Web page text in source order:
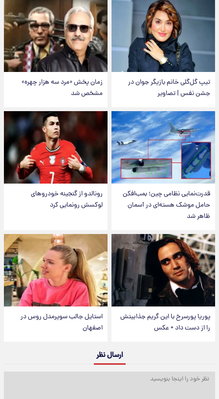
تیپ گل‌گلی خانم بازیگر جوان در
جشن نفس | تصاویر
زمان پخش «مرد سه هزار چهره»
مشخص شد
قدرت‌نمایی نظامی چین؛ بمب‌افکن
حامل موشک هسته‌ای در آسمان
ظاهر شد
رونالدو از گنجینه خودروهای
لوکسش رونمایی کرد
پوریا پورسرخ با این گریم جذابیتش
را از دست داد + عکس
استایل جالب سوپرمدل روس در
اصفهان
ارسال نظر